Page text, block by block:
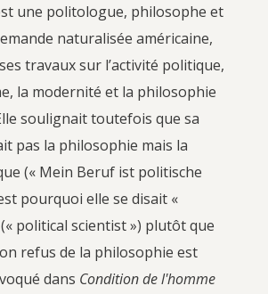
une politologue, philosophe et
naturalisée américaine,
travaux sur l’activité politique,
la modernité et la philosophie
soulignait toutefois que sa
pas la philosophie mais la
(« Mein Beruf ist politische
pourquoi elle se disait «
political scientist ») plutôt que
refus de la philosophie est
dans Condition de l'homme